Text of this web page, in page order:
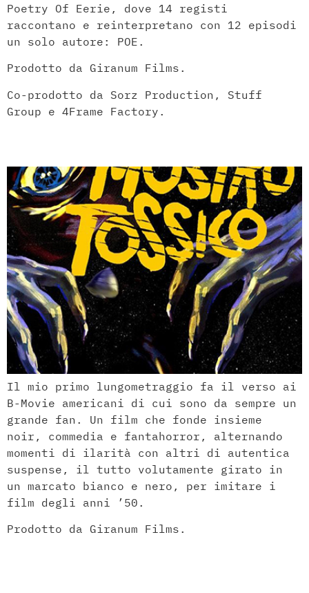
Poetry Of Eerie, dove 14 registi
raccontano e reinterpretano con 12 episodi
un solo autore: POE.
Prodotto da Giranum Films.
Co-prodotto da Sorz Production, Stuff
Group e 4Frame Factory.
Il mio primo lungometraggio fa il verso ai
B-Movie americani di cui sono da sempre un
grande fan. Un film che fonde insieme
noir, commedia e fantahorror, alternando
momenti di ilarità con altri di autentica
suspense, il tutto volutamente girato in
un marcato bianco e nero, per imitare i
film degli anni ’50.
Prodotto da Giranum Films.